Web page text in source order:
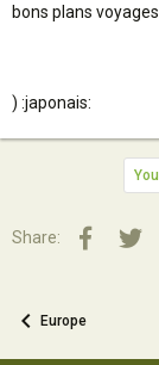
bons plans
) :japonais:
Share:
Europe